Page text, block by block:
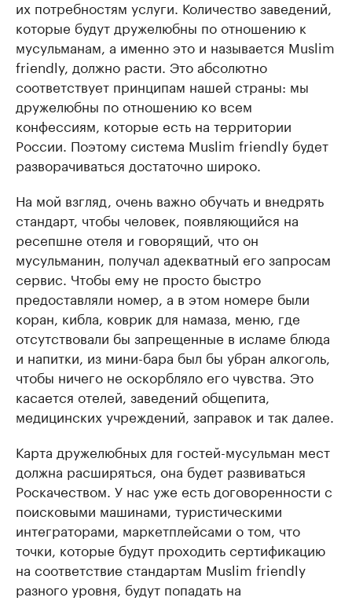
их потребностям услуги. Количество заведений,
которые будут дружелюбны по отношению к
мусульманам, а именно это и называется Muslim
friendly, должно расти. Это абсолютно
соответствует принципам нашей страны: мы
дружелюбны по отношению ко всем
конфессиям, которые есть на территории
России. Поэтому система Muslim friendly будет
разворачиваться достаточно широко.
На мой взгляд, очень важно обучать и внедрять
стандарт, чтобы человек, появляющийся на
ресепшне отеля и говорящий, что он
мусульманин, получал адекватный его запросам
сервис. Чтобы ему не просто быстро
предоставляли номер, а в этом номере были
коран, кибла, коврик для намаза, меню, где
отсутствовали бы запрещенные в исламе блюда
и напитки, из мини-бара был бы убран алкоголь,
чтобы ничего не оскорбляло его чувства. Это
касается отелей, заведений общепита,
медицинских учреждений, заправок и так далее.
Карта дружелюбных для гостей-мусульман мест
должна расширяться, она будет развиваться
Роскачеством. У нас уже есть договоренности с
поисковыми машинами, туристическими
интеграторами, маркетплейсами о том, что
точки, которые будут проходить сертификацию
на соответствие стандартам Muslim friendly
разного уровня, будут попадать на